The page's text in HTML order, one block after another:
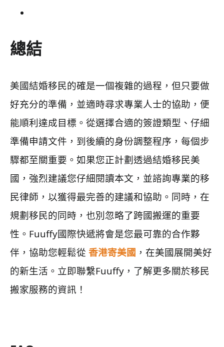
總結
美國結婚移民的確是一個複雜的過程，但只要做
好充分的準備，並適時尋求專業人士的協助，便
能順利達成目標。從選擇合適的簽證類型、仔細
準備申請文件，到後續的身份調整程序，每個步
驟都至關重要。如果您正計劃透過結婚移民美
國，強烈建議您仔細閱讀本文，並諮詢專業的移
民律師，以獲得最完善的建議和協助。同時，在
規劃移民的同時，也別忽略了跨國搬運的重要
性。Fuuffy國際快遞將會是您最可靠的合作夥
伴，協助您輕鬆從 香港寄美國 ，在美國展開美好
的新生活。立即聯繫Fuuffy，了解更多關於移民
搬家服務的資訊！